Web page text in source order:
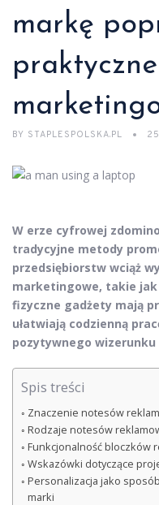
markę
BY STAPLESPOLSKA.PL
W erze cyfrowej
tradycyjne metody
przedsiębiorstw wciąż
marketingowe, takie
fizyczne gadżety mają
ułatwiają codzienną
pozytywnego wizerunku
Spis treści
Znaczenie notesów
Rodzaje notesów
Funkcjonalność bloczków
Wskazówki dotyczące
Personalizacja jako
marki